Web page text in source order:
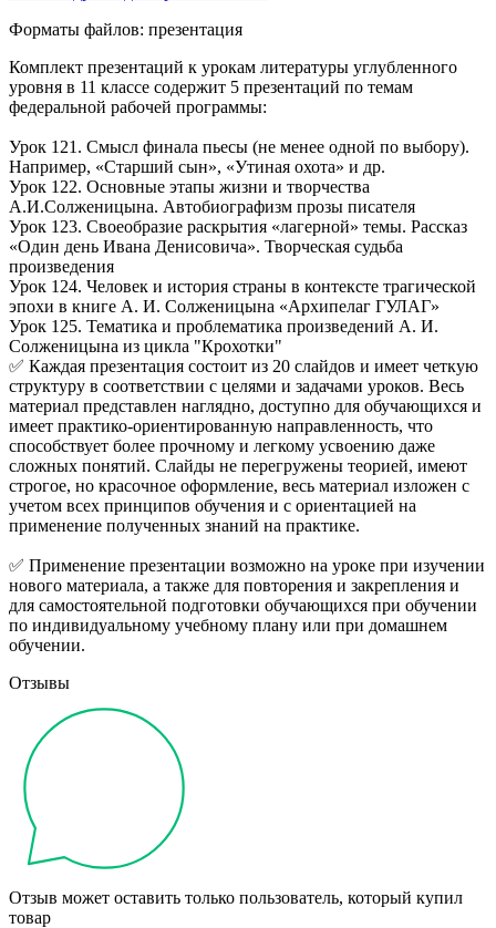
Форматы файлов: презентация
Комплект презентаций к урокам литературы углубленного
уровня в 11 классе содержит 5 презентаций по темам
федеральной рабочей программы:
Урок 121. Смысл финала пьесы (не менее одной по выбору).
Например, «Старший сын», «Утиная охота» и др.
Урок 122. Основные этапы жизни и творчества
А.И.Солженицына. Автобиографизм прозы писателя
Урок 123. Своеобразие раскрытия «лагерной» темы. Рассказ
«Один день Ивана Денисовича». Творческая судьба
произведения
Урок 124. Человек и история страны в контексте трагической
эпохи в книге А. И. Солженицына «Архипелаг ГУЛАГ»
Урок 125. Тематика и проблематика произведений А. И.
Солженицына из цикла "Крохотки"
✅ Каждая презентация состоит из 20 слайдов и имеет четкую
структуру в соответствии с целями и задачами уроков. Весь
материал представлен наглядно, доступно для обучающихся и
имеет практико-ориентированную направленность, что
способствует более прочному и легкому усвоению даже
сложных понятий. Слайды не перегружены теорией, имеют
строгое, но красочное оформление, весь материал изложен с
учетом всех принципов обучения и с ориентацией на
применение полученных знаний на практике.
✅ Применение презентации возможно на уроке при изучении
нового материала, а также для повторения и закрепления и
для самостоятельной подготовки обучающихся при обучении
по индивидуальному учебному плану или при домашнем
обучении.
Отзывы
Отзыв может оставить только пользователь, который купил
товар